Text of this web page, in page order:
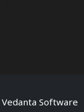
Vedanta Software